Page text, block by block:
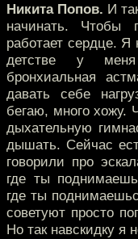
Никита Попов. И
начинать. Чтобы
работает сердце.
детстве у
бронхиальная
давать себе
бегаю, много хожу.
дыхательную
дышать. Сейчас
говорили про
где ты
где ты
советуют просто
Но так навскидку я